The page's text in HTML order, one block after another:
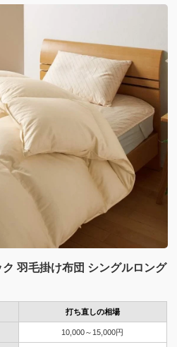
羽毛掛け布団 シングルロング
打ち直しの相場
10,000～15,000円